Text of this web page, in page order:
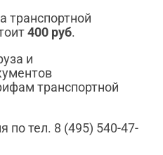
транспортной
400 руб.
и
транспортной
по тел. 8 (495) 540-47-